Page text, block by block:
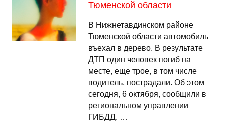
Тюменской области
В Нижнетавдинском районе
Тюменской области автомобиль
въехал в дерево. В результате
ДТП один человек погиб на
месте, еще трое, в том числе
водитель, пострадали. Об этом
сегодня, 6 октября, сообщили в
региональном управлении
ГИБДД. …